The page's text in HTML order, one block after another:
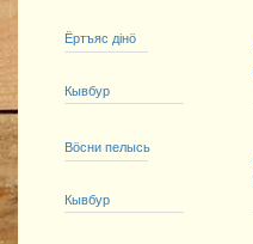
Ёртъяс дінӧ
Кывбур
Вӧсни пелысь
Кывбур